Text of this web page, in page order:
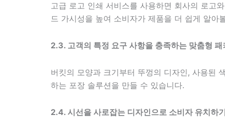
고급 로고 인쇄 서비스를 사용하면 회사의 로고
드 가시성을 높여 소비자가 제품을 더 쉽게 알아
2.3. 고객의 특정 요구 사항을 충족하는 맞춤형 패
버킷의 모양과 크기부터 뚜껑의 디자인, 사용된
하는 포장 솔루션을 만들 수 있습니다.
2.4. 시선을 사로잡는 디자인으로 소비자 유치하기